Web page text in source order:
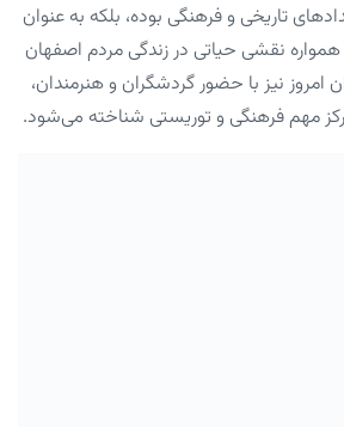
تاریخی و فرهنگی بوده، بلکه به عنوان
نقشی حیاتی در زندگی مردم اصفهان
امروز نیز با حضور گردشگران و هنرمندان،
مهم فرهنگی و توریستی شناخته می‌شود.